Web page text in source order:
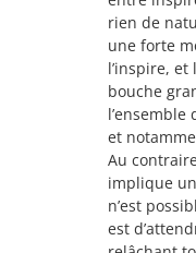
rien de
une forte
l’inspire,
bouche
et
Au
implique
n’est
est